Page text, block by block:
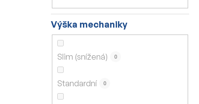
Výška mechaniky
Slim (snížená) 0
Standardní 0